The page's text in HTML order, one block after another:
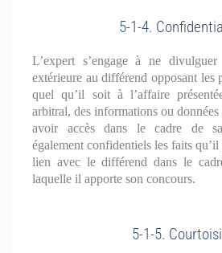
5-1-4.
L’expert s’engage à ne
extérieure au différend opposant les
quel qu’il soit à l’affaire
arbitral, des informations ou
avoir accès dans le cadre de
également confidentiels les faits
lien avec le différend dans le
laquelle il apporte son concours.
5-1-5.